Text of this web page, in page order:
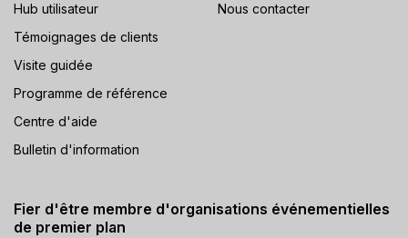
Hub utilisateur
Témoignages de clients
Visite guidée
Programme de référence
Centre d'aide
Bulletin d'information
Nous contacter
Fier d'être membre d'organisations événementielles
de premier plan